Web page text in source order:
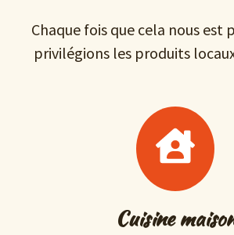
Chaque fois que cela nous est
privilégions les produits
Cuisine